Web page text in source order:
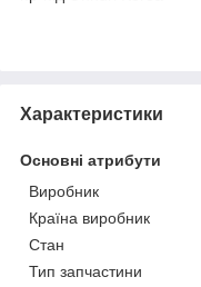
Характеристики
Основні атрибути
Виробник
Країна виробник
Стан
Тип запчастини